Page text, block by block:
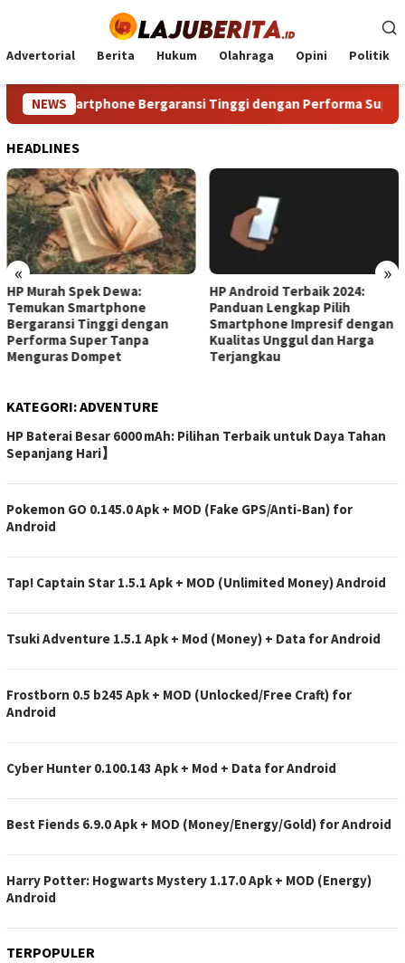
konten
Advertorial Berita Hukum Olahraga Opini Politik
NEWS
Smartphone Bergaransi Tinggi dengan Performa Super
HEADLINES
« »
HP Murah Spek Dewa:
Temukan Smartphone
Bergaransi Tinggi dengan
Performa Super Tanpa
Menguras Dompet
HP Android Terbaik 2024:
Panduan Lengkap Pilih
Smartphone Impresif dengan
Kualitas Unggul dan Harga
Terjangkau
KATEGORI:ADVENTURE
HP Baterai Besar 6000 mAh: Pilihan Terbaik untuk Daya Tahan
Sepanjang Hari】
Pokemon GO 0.145.0 Apk + MOD (Fake GPS/Anti-Ban) for
Android
Tap! Captain Star 1.5.1 Apk + MOD (Unlimited Money) Android
Tsuki Adventure 1.5.1 Apk + Mod (Money) + Data for Android
Frostborn 0.5 b245 Apk + MOD (Unlocked/Free Craft) for
Android
Cyber Hunter 0.100.143 Apk + Mod + Data for Android
Best Fiends 6.9.0 Apk + MOD (Money/Energy/Gold) for Android
Harry Potter: Hogwarts Mystery 1.17.0 Apk + MOD (Energy)
Android
TERPOPULER